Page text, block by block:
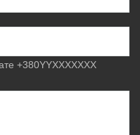
+380YYXXXXXXX